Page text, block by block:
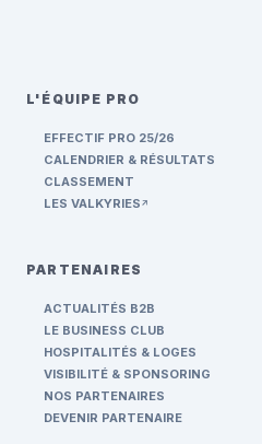
L'ÉQUIPE PRO
EFFECTIF PRO 25/26
CALENDRIER & RÉSULTATS
CLASSEMENT
LES VALKYRIES ARROW_OUTWARD
PARTENAIRES
ACTUALITÉS B2B
LE BUSINESS CLUB
HOSPITALITÉS & LOGES
VISIBILITÉ & SPONSORING
NOS PARTENAIRES
DEVENIR PARTENAIRE